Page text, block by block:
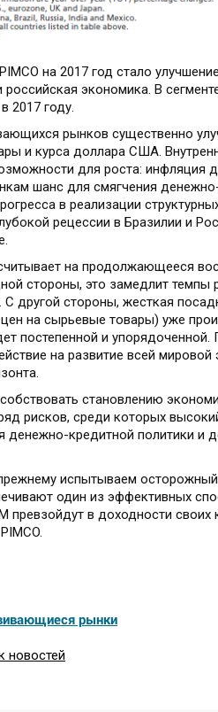
на 2017 год стало
экономика. В
2017 году.
рынков существенно
и курса доллара США.
для роста: инфляция
шанс для смягчения
в реализации
рецессии в Бразилии и
на продолжающееся
стороны, это замедлит темпы
С другой стороны, жесткая
на сырьевые товары) уже
постепенной и упорядоченной.
на развитие всей мировой
становлению
рисков, среди которых
денежно-кредитной политики и
испытываем
один из эффективных
превзойдут в доходности своих
рынки
новостей